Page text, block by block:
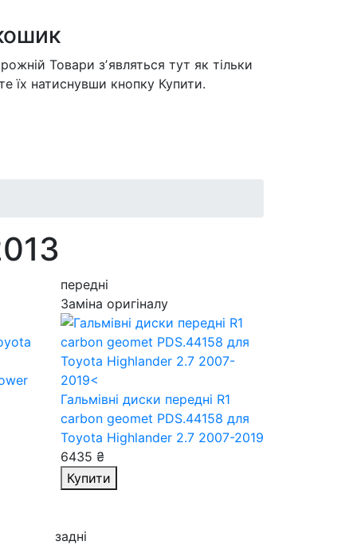
Товари зʼявляться тут як тільки
їх натиснувши кнопку Купити.
передні
Заміна оригіналу
Гальмівні диски передні R1
carbon geomet PDS.44158 для
Toyota Highlander 2.7 2007-2019
6435 ₴
Купити
задні